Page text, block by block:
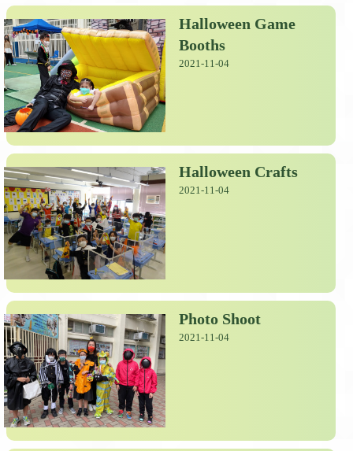
Halloween Game
Booths
2021-11-04
Halloween Crafts
2021-11-04
Photo Shoot
2021-11-04